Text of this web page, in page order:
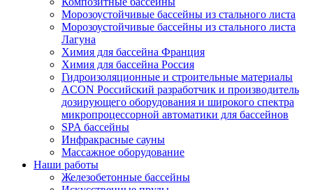
Морозоустойчивые бассейны из стального листа
Морозоустойчивые бассейны из стального листа
Лагуна
Химия для бассейна Франция
Химия для бассейна Россия
Гидроизоляционные и строительные материалы
ACON Российский разработчик и производитель
дозирующего оборудования и широкого спектра
микропроцессорной автоматики для бассейнов
SPA бассейны
Инфракрасные сауны
Массажное оборудование
Наши работы
Железобетонные бассейны